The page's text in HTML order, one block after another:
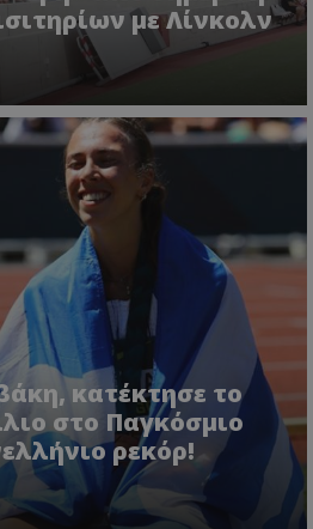
με Λίνκολν
κατέκτησε το
στο Παγκόσμιο
ρεκόρ!